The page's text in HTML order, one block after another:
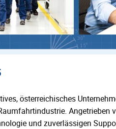
österreichisches
Angetrieben
und zuverlässigen